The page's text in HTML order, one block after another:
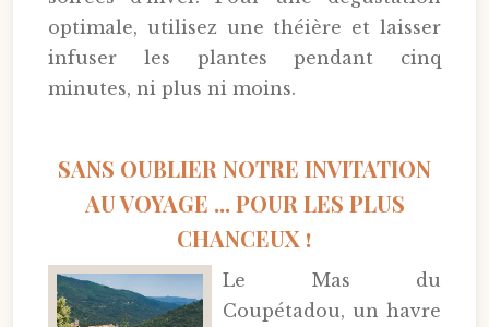
optimale, utilisez une théière et laisser
infuser les plantes pendant cinq
minutes, ni plus ni moins.
SANS OUBLIER NOTRE INVITATION
AU VOYAGE ... POUR LES PLUS
CHANCEUX !
Le Mas du
Coupétadou, un havre